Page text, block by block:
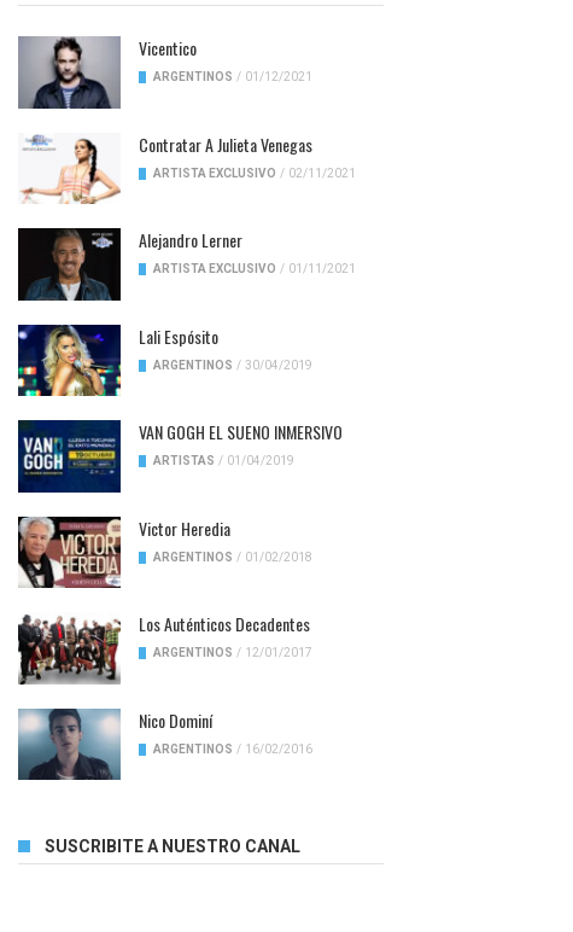
Vicentico
ARGENTINOS / 01/12/2021
Contratar A Julieta Venegas
ARTISTA EXCLUSIVO / 02/11/2021
Alejandro Lerner
ARTISTA EXCLUSIVO / 01/11/2021
Lali Espósito
ARGENTINOS / 30/04/2019
VAN GOGH EL SUENO INMERSIVO
ARTISTAS / 01/04/2019
Victor Heredia
ARGENTINOS / 01/02/2018
Los Auténticos Decadentes
ARGENTINOS / 12/01/2017
Nico Dominí
ARGENTINOS / 16/02/2016
SUSCRIBITE A NUESTRO CANAL